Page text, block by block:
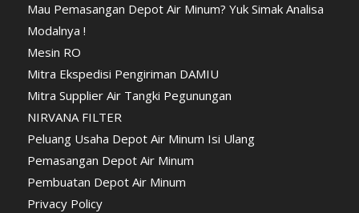
Mau Pemasangan Depot Air Minum? Yuk Simak Analisa
Modalnya !
Mesin RO
Mitra Ekspedisi Pengiriman DAMIU
Mitra Supplier Air Tangki Pegunungan
NIRVANA FILTER
Peluang Usaha Depot Air Minum Isi Ulang
Pemasangan Depot Air Minum
Pembuatan Depot Air Minum
Privacy Policy